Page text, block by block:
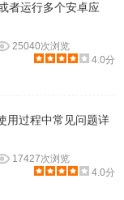
者运行多个安卓应
25040次浏览
4.0分
用过程中常见问题详
17427次浏览
4.0分